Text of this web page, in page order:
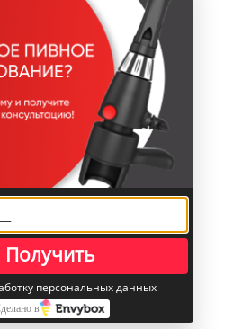
пива под ключ
Получить
персональных данных
в